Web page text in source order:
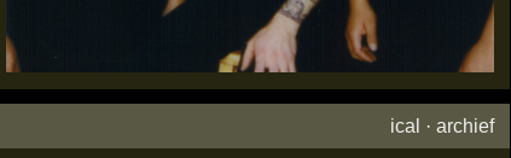
ical ·archief